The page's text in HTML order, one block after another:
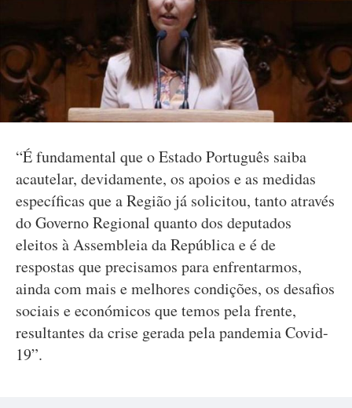
“É fundamental que o Estado Português saiba
acautelar, devidamente, os apoios e as medidas
específicas que a Região já solicitou, tanto através
do Governo Regional quanto dos deputados
eleitos à Assembleia da República e é de
respostas que precisamos para enfrentarmos,
ainda com mais e melhores condições, os desafios
sociais e económicos que temos pela frente,
resultantes da crise gerada pela pandemia Covid-
19”.